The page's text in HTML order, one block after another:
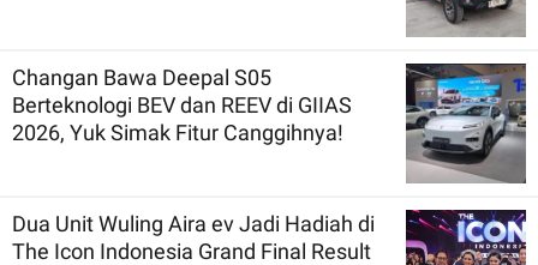
Changan Bawa Deepal S05
Berteknologi BEV dan REEV di GIIAS
2026, Yuk Simak Fitur Canggihnya!
Dua Unit Wuling Aira ev Jadi Hadiah di
The Icon Indonesia Grand Final Result